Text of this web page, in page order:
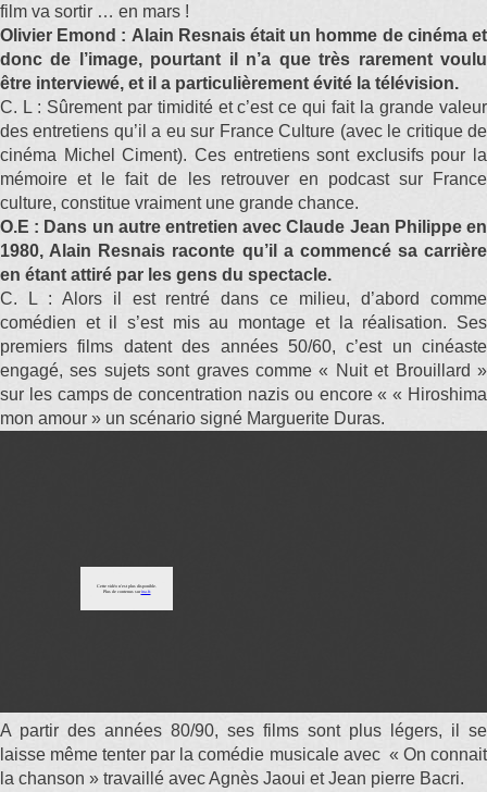
film va sortir … en mars !
Olivier Emond : Alain Resnais était un homme de cinéma et
donc de l’image, pourtant il n’a que très rarement voulu
être interviewé, et il a particulièrement évité la télévision.
C. L : Sûrement par timidité et c’est ce qui fait la grande valeur
des entretiens qu’il a eu sur France Culture (avec le critique de
cinéma Michel Ciment). Ces entretiens sont exclusifs pour la
mémoire et le fait de les retrouver en podcast sur France
culture, constitue vraiment une grande chance.
O.E : Dans un autre entretien avec Claude Jean Philippe en
1980, Alain Resnais raconte qu’il a commencé sa carrière
en étant attiré par les gens du spectacle.
C. L : Alors il est rentré dans ce milieu, d’abord comme
comédien et il s’est mis au montage et la réalisation. Ses
premiers films datent des années 50/60, c’est un cinéaste
engagé, ses sujets sont graves comme « Nuit et Brouillard »
sur les camps de concentration nazis ou encore « « Hiroshima
mon amour » un scénario signé Marguerite Duras.
A partir des années 80/90, ses films sont plus légers, il se
laisse même tenter par la comédie musicale avec « On connait
la chanson » travaillé avec Agnès Jaoui et Jean pierre Bacri.